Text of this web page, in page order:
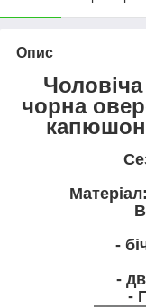
Опис
чорна
-
-
-